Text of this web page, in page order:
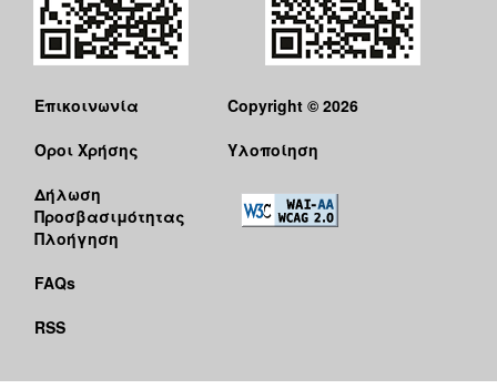
Επικοινωνία
Όροι Χρήσης
Δήλωση
Προσβασιμότητας
Πλοήγηση
FAQs
RSS
Copyright © 2026
Υλοποίηση